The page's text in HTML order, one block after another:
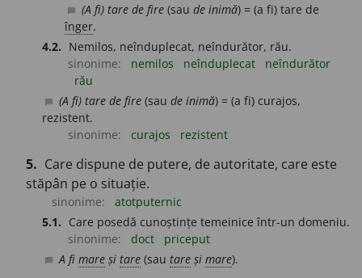
(A fi) tare de fire (saude inimă) = (a fi) tare de
înger.
4.2. Nemilos, neînduplecat, neîndurător, rău.
sinonime:
nemilos neînduplecat
neîndurător
rău
(A fi) tare de fire (saude inimă) = (a fi) curajos,
rezistent.
sinonime:
curajos rezistent
5. Care dispune de putere, de autoritate, care este
stăpân pe o situație.
sinonime:
atotputernic
5.1. Care posedă cunoștințe temeinice într-un domeniu.
sinonime:
doct priceput
A fimare și tare (sau tare șimare).